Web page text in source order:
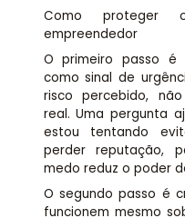
Como proteger
empreendedor
O primeiro passo
como sinal de
risco percebido,
real. Uma pergunta
estou tentando
perder reputação,
medo reduz o poder
O segundo passo é
funcionem mesmo